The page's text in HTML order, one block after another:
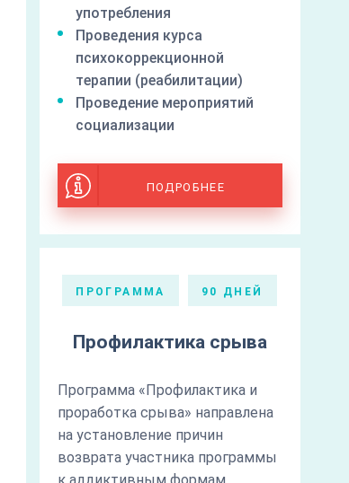
употребления
Проведения курса
психокоррекционной
терапии (реабилитации)
Проведение мероприятий
социализации
ПОДРОБНЕЕ
ПРОГРАММА 90 ДНЕЙ
Профилактика срыва
Программа «Профилактика и
проработка срыва» направлена
на установление причин
возврата участника программы